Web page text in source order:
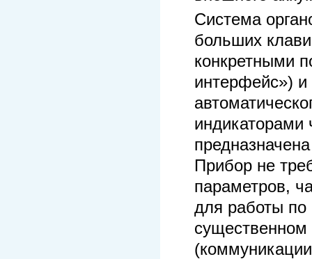
Система
больших
конкретными
интерфейс»)
индикаторами
Прибор не
параметров,
для работы по
существенном